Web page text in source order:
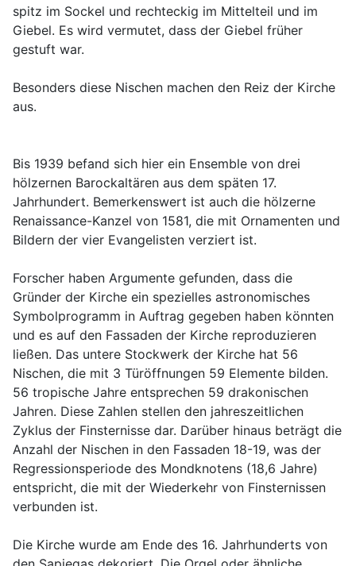
spitz im Sockel und rechteckig im Mittelteil und im
Giebel. Es wird vermutet, dass der Giebel früher
gestuft war.
Besonders diese Nischen machen den Reiz der Kirche
aus.
Bis 1939 befand sich hier ein Ensemble von drei
hölzernen Barockaltären aus dem späten 17.
Jahrhundert. Bemerkenswert ist auch die hölzerne
Renaissance-Kanzel von 1581, die mit Ornamenten und
Bildern der vier Evangelisten verziert ist.
Forscher haben Argumente gefunden, dass die
Gründer der Kirche ein spezielles astronomisches
Symbolprogramm in Auftrag gegeben haben könnten
und es auf den Fassaden der Kirche reproduzieren
ließen. Das untere Stockwerk der Kirche hat 56
Nischen, die mit 3 Türöffnungen 59 Elemente bilden.
56 tropische Jahre entsprechen 59 drakonischen
Jahren. Diese Zahlen stellen den jahreszeitlichen
Zyklus der Finsternisse dar. Darüber hinaus beträgt die
Anzahl der Nischen in den Fassaden 18-19, was der
Regressionsperiode des Mondknotens (18,6 Jahre)
entspricht, die mit der Wiederkehr von Finsternissen
verbunden ist.
Die Kirche wurde am Ende des 16. Jahrhunderts von